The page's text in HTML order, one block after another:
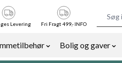
Bolig og gaver
Levering Fri Fragt 499,- INFO